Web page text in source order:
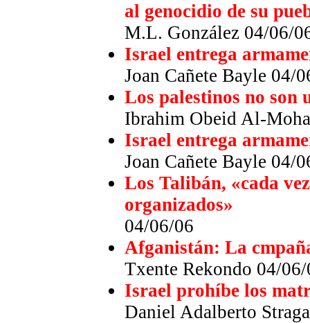
al genocidio de su
M.L. González 04/06/
Israel entrega
Joan Cañete Bayle 04/
Los palestinos no son
Ibrahim Obeid Al-
Israel entrega
Joan Cañete Bayle 04/
Los Talibán, «cada
organizados»
04/06/06
Afganistán: La
Txente Rekondo 04/
Israel prohíbe los
Daniel Adalberto